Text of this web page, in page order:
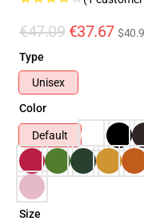
€47.09 €37.67
Type
Unisex
Color
Default
Size